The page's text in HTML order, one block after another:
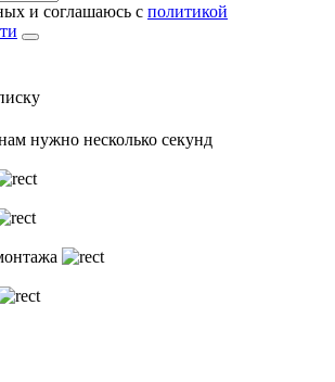
и соглашаюсь с политикой
нужно несколько секунд